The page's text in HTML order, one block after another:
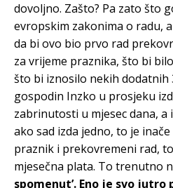
dovoljno. Zašto? Pa zato što
evropskim zakonima o radu,
da bi ovo bio prvo rad
za vrijeme praznika, što bi
što bi iznosilo nekih dodatnih
gospodin Inzko u prosjeku
zabrinutosti u mjesec dana, a
ako sad izda jedno, to je
praznik i prekovremeni rad,
mjesečna plata. To trenutno
spomenut’. Eno je svo